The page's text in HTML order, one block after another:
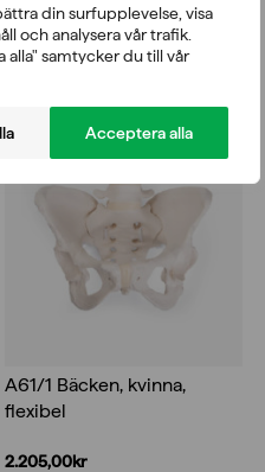
din surfupplevelse, visa
och analysera vår trafik.
samtycker du till vår
Acceptera alla
1.238,00kr
inkl. moms 25%
A61/1 Bäcken, kvinna,
flexibel
2.205,00kr